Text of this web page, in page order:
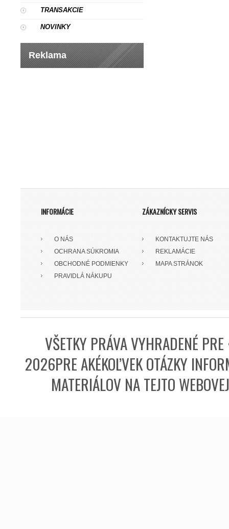
TRANSAKCIE
NOVINKY
Reklama
INFORMÁCIE
O NÁS
OCHRANA SÚKROMIA
OBCHODNÉ PODMIENKY
PRAVIDLÁ NÁKUPU
ZÁKAZNÍCKY SERVIS
KONTAKTUJTE NÁS
REKLAMÁCIE
MAPA STRÁNOK
VŠETKY PRÁVA VYHRADENÉ
2026PRE AKÉKOĽVEK OTÁZKY
MATERIÁLOV NA TEJTO